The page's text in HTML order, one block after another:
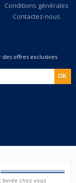
Conditions générales
Contactez-nous
offres exclusives
chez vous